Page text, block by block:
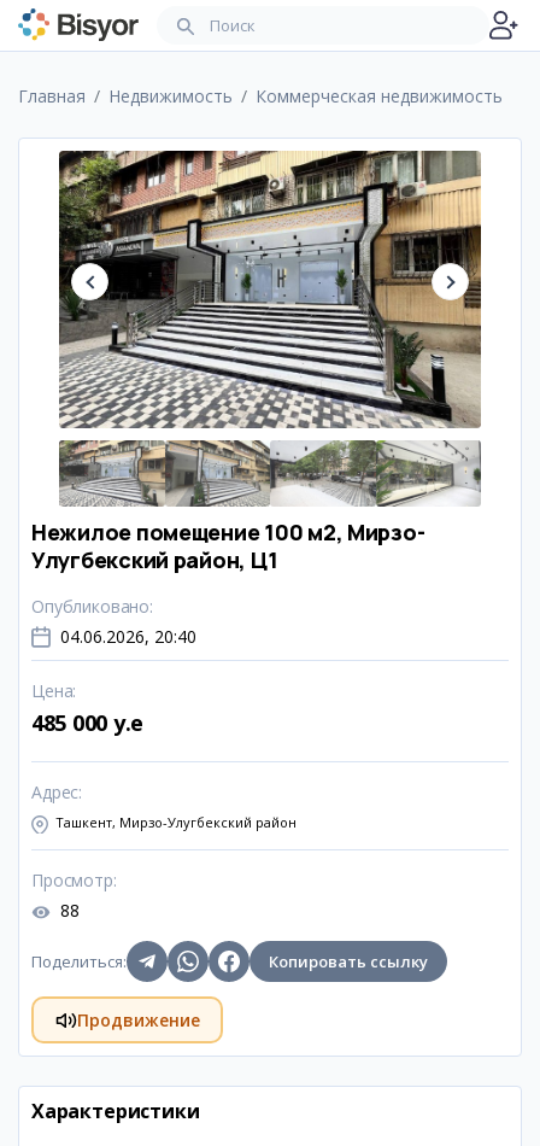
Главная Недвижимость Коммерческая недвижимость
Нежилое помещение 100 м2, Мирзо-
Улугбекский район, Ц1
Опубликовано:
04.06.2026, 20:40
Цена:
485 000 y.e
Адрес:
Ташкент, Мирзо-Улугбекский район
Просмотр:
88
Поделиться: Копировать ссылку
Продвижение
Характеристики